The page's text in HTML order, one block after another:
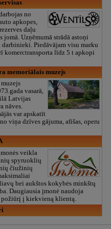
no
apkopes,
daļu
jomā. Uzņēmumā strādā astoņi
darbinieki. Piedāvājam visu marku
komerctransporta līdz 5 t apkopi
memoriālais muzejs
muzejs
vasarā,
Latvijas
nāves.
var apskatīt
viņa dzīves gājuma, afišas, operu
veikla
spyruoklių
čiužinių
bei aukštos kokybės minkštų
Daugiausia įmonė naudoja
į kiekvieną klientą.